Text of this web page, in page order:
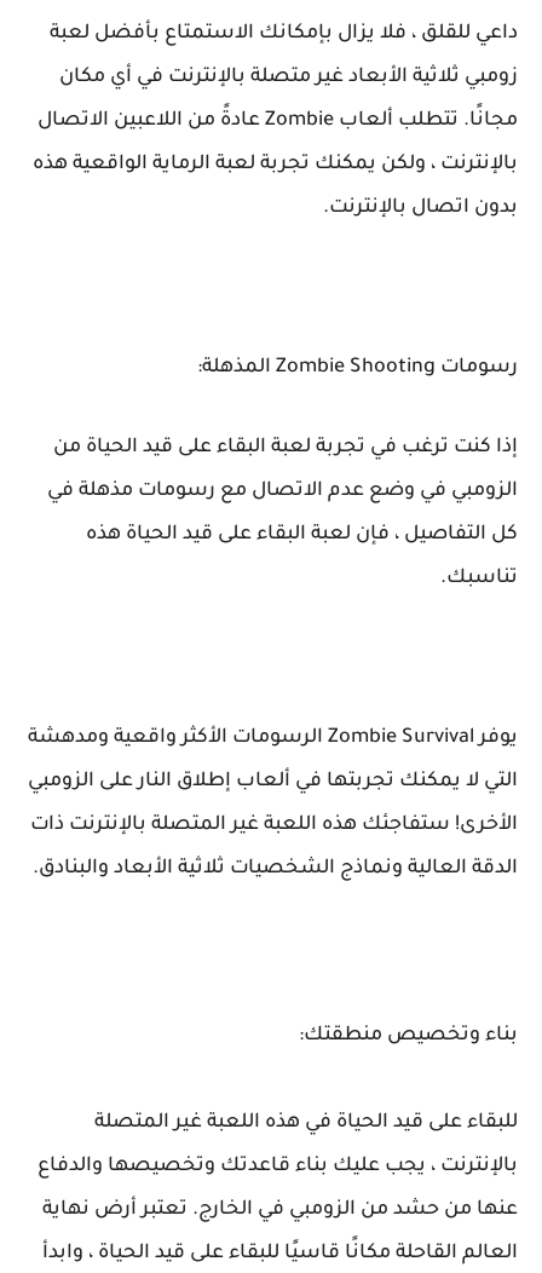
داعي للقلق ، فلا يزال بإمكانك الاستمتاع بأفضل لعبة
زومبي ثلاثية الأبعاد غير متصلة بالإنترنت في أي مكان
مجانًا. تتطلب ألعاب Zombie عادةً من اللاعبين الاتصال
بالإنترنت ، ولكن يمكنك تجربة لعبة الرماية الواقعية هذه
بدون اتصال بالإنترنت.
رسومات Zombie Shooting المذهلة:
إذا كنت ترغب في تجربة لعبة البقاء على قيد الحياة من
الزومبي في وضع عدم الاتصال مع رسومات مذهلة في
كل التفاصيل ، فإن لعبة البقاء على قيد الحياة هذه
تناسبك.
يوفر Zombie Survival الرسومات الأكثر واقعية ومدهشة
التي لا يمكنك تجربتها في ألعاب إطلاق النار على الزومبي
الأخرى! ستفاجئك هذه اللعبة غير المتصلة بالإنترنت ذات
الدقة العالية ونماذج الشخصيات ثلاثية الأبعاد والبنادق.
بناء وتخصيص منطقتك:
للبقاء على قيد الحياة في هذه اللعبة غير المتصلة
بالإنترنت ، يجب عليك بناء قاعدتك وتخصيصها والدفاع
عنها من حشد من الزومبي في الخارج. تعتبر أرض نهاية
العالم القاحلة مكانًا قاسيًا للبقاء على قيد الحياة ، وابدأ